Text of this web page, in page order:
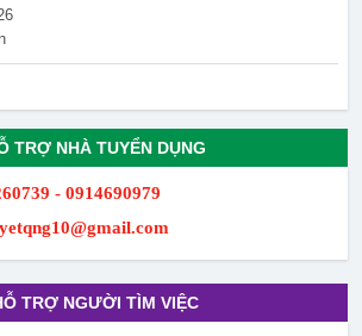
TRỢ NHÀ TUYỂN DỤNG
- 0914690979
TRỢ NGƯỜI TÌM VIỆC